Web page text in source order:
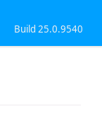
Build 25.0.9540